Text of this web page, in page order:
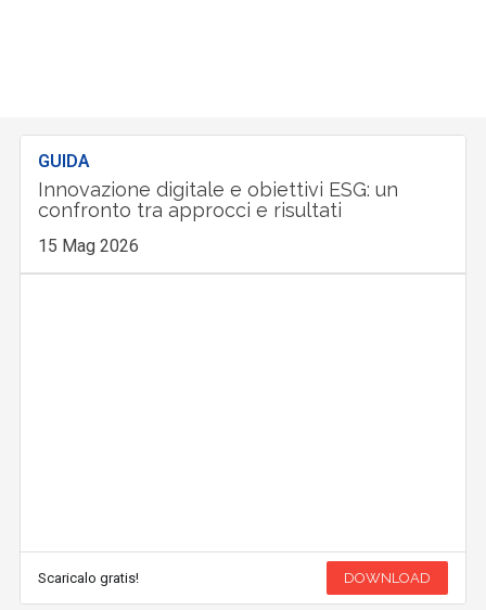
GUIDA
Innovazione digitale e obiettivi ESG: un
confronto tra approcci e risultati
15 Mag 2026
Scaricalo gratis! DOWNLOAD